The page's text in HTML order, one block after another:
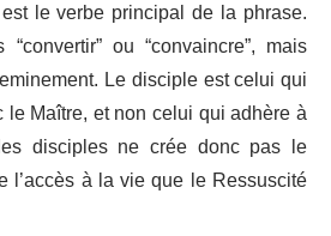
le verbe principal de la phrase.
ou “convaincre”, mais
Le disciple est celui qui
Maître, et non celui qui adhère à
disciples ne crée donc pas le
l’accès à la vie que le Ressuscité